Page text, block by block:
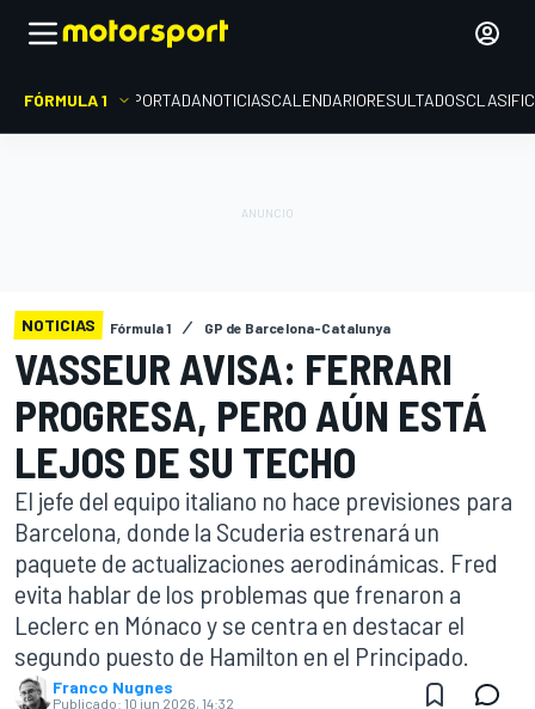
FÓRMULA 1 PORTADANOTICIASCALENDARIORESULTADOS
NOTICIAS Fórmula 1 GP de Barcelona-Catalunya
VASSEUR AVISA: FERRARI
PROGRESA, PERO AÚN ESTÁ
LEJOS DE SU TECHO
El jefe del equipo italiano no hace previsiones para
Barcelona, donde la Scuderia estrenará un
paquete de actualizaciones aerodinámicas. Fred
evita hablar de los problemas que frenaron a
Leclerc en Mónaco y se centra en destacar el
segundo puesto de Hamilton en el Principado.
Franco Nugnes
Publicado: 10 jun 2026, 14:32